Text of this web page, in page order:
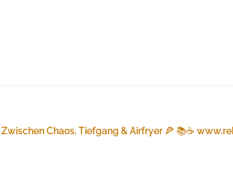
Zwischen Chaos, Tiefgang & Airfryer 🍕 📚☕️